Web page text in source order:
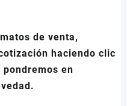
de venta,
haciendo clic
pondremos en